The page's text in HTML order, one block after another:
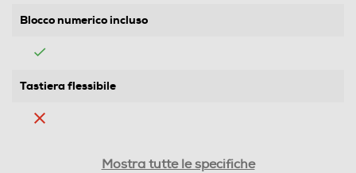
Blocco numerico incluso
Tastiera flessibile
Mostra tutte le specifiche